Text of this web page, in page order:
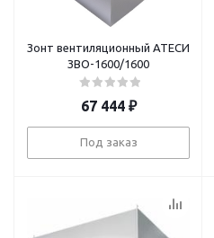
Зонт вентиляционный АТЕСИ
ЗВО-1600/1600
67 444₽
Под заказ